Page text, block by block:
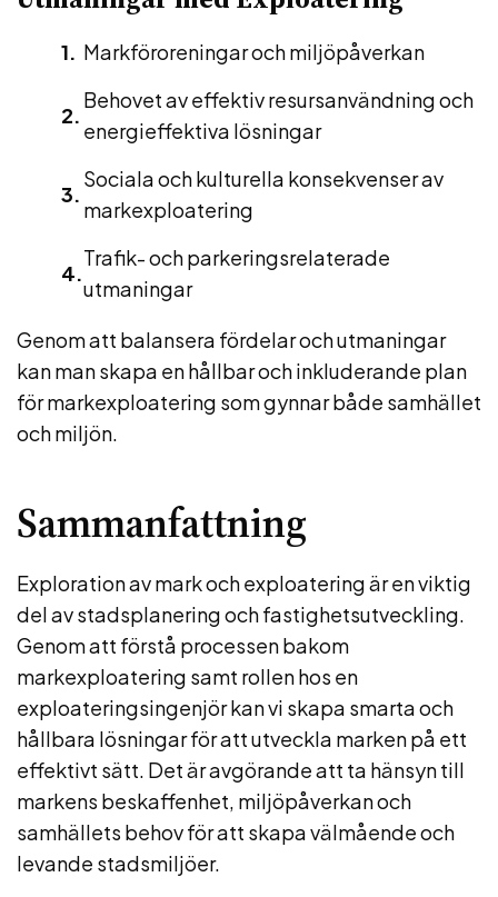
Markföroreningar och miljöpåverkan
Behovet av effektiv resursanvändning och
energieffektiva lösningar
Sociala och kulturella konsekvenser av
markexploatering
Trafik- och parkeringsrelaterade
utmaningar
Genom att balansera fördelar och utmaningar
kan man skapa en hållbar och inkluderande plan
för markexploatering som gynnar både samhället
och miljön.
Sammanfattning
Exploration av mark och exploatering är en viktig
del av stadsplanering och fastighetsutveckling.
Genom att förstå processen bakom
markexploatering samt rollen hos en
exploateringsingenjör kan vi skapa smarta och
hållbara lösningar för att utveckla marken på ett
effektivt sätt. Det är avgörande att ta hänsyn till
markens beskaffenhet, miljöpåverkan och
samhällets behov för att skapa välmående och
levande stadsmiljöer.